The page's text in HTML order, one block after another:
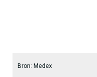
Bron: Medex